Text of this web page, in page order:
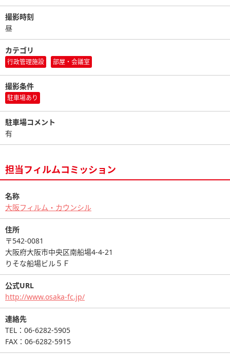
撮影時刻
昼
カテゴリ
行政管理施設 部屋・会議室
撮影条件
駐車場あり
駐車場コメント
有
担当フィルムコミッション
名称
大阪フィルム・カウンシル
住所
〒542-0081
大阪府大阪市中央区南船場4-4-21
りそな船場ビル５Ｆ
公式URL
http://www.osaka-fc.jp/
連絡先
TEL：06-6282-5905
FAX：06-6282-5915